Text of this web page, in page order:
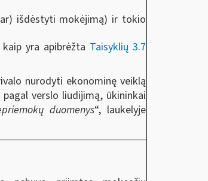
išdėstyti mokėjimą) ir tokio
yra apibrėžta Taisyklių 3.7
nurodyti ekonominę veiklą
verslo liudijimą, ūkininkai
duomenys“, laukelyje